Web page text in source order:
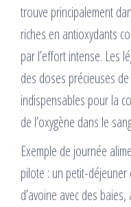
trouve principalement
riches en antioxydants
par l’effort intense. Les
des doses précieuses
indispensables pour la
de l’oxygène dans le
Exemple de journée
pilote : un petit-
d’avoine avec des